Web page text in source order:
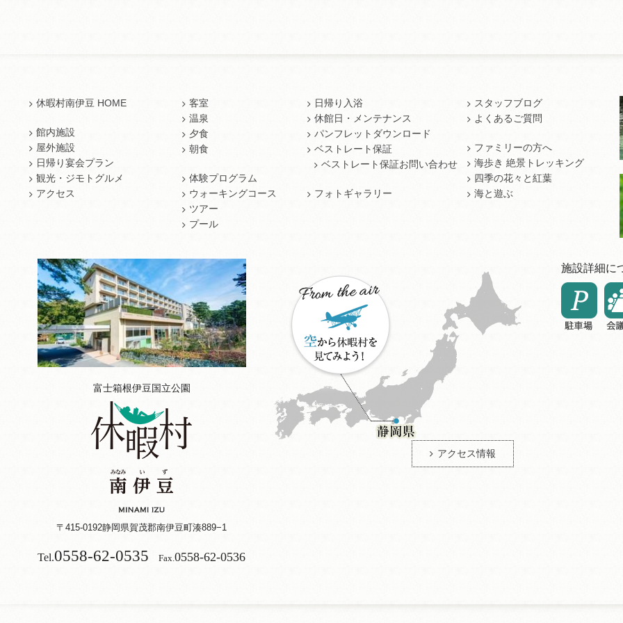
休暇村南伊豆 HOME
館内施設
屋外施設
日帰り宴会プラン
観光・ジモトグルメ
アクセス
客室
温泉
夕食
朝食
体験プログラム
ウォーキングコース
ツアー
プール
日帰り入浴
休館日・メンテナンス
パンフレットダウンロード
ベストレート保証
ベストレート保証お問い合わせ
フォトギャラリー
スタッフブログ
よくあるご質問
ファミリーの方へ
海歩き 絶景トレッキング
四季の花々と紅葉
海と遊ぶ
富士箱根伊豆国立公園
〒415-0192静岡県賀茂郡南伊豆町湊889−1
Tel.0558-62-0535 Fax. 0558-62-0536
アクセス情報
施設詳細に